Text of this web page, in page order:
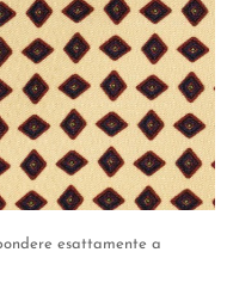
esattamente a